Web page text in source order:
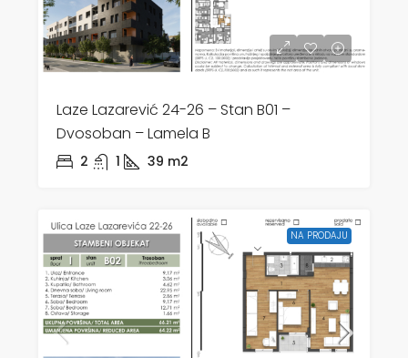
Laze Lazarević 24-26 – Stan B01 –
Dvosoban – Lamela B
2 1 39 m2
NA PRODAJU